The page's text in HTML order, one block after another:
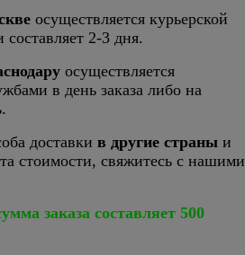
осуществляется курьерской
2-3 дня.
осуществляется
в день заказа либо на
доставки в другие страны и
стоимости, свяжитесь с нашими
заказа составляет 500